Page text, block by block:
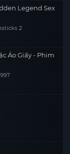
Legend Sex
2
Áo Giấy - Phim